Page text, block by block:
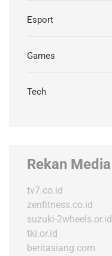
Esport
Games
Tech
Rekan Media
tv7.co.id
zenfitness.co.id
suzuki-2wheels.or.id
tki.or.id
beritasiang.com